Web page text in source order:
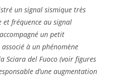
un signal sismique très
fréquence au signal
un petit
à un phénomène
Sciara del Fuoco (voir figures
d’une augmentation